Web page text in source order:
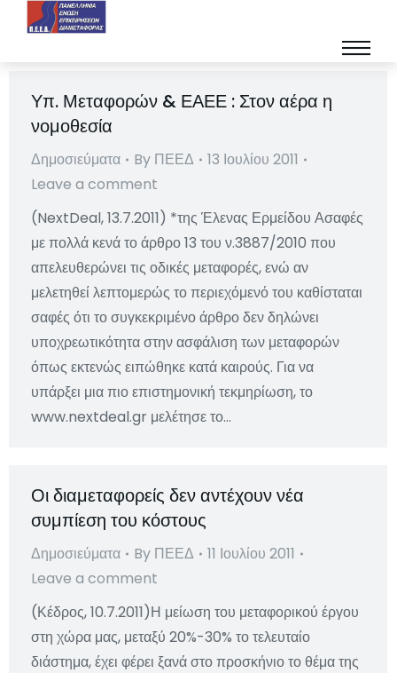
Υπ. Μεταφορών & ΕΑΕΕ : Στον αέρα η
νομοθεσία
Δημοσιεύματα By ΠΕΕΔ
13 Ιουλίου 2011
Leave a comment
(NextDeal, 13.7.2011) *της Έλενας Ερμείδου Ασαφές
με πολλά κενά το άρθρο 13 του ν.3887/2010 που
απελευθερώνει τις οδικές μεταφορές, ενώ αν
μελετηθεί λεπτομερώς το περιεχόμενό του καθίσταται
σαφές ότι το συγκεκριμένο άρθρο δεν δηλώνει
υποχρεωτικότητα στην ασφάλιση των μεταφορών
όπως εκτενώς ειπώθηκε κατά καιρούς. Για να
υπάρξει μια πιο επιστημονική τεκμηρίωση, το
www.nextdeal.gr μελέτησε το…
Οι διαμεταφορείς δεν αντέχουν νέα
συμπίεση του κόστους
Δημοσιεύματα By ΠΕΕΔ
11 Ιουλίου 2011
Leave a comment
(Κέδρος, 10.7.2011)Η μείωση του μεταφορικού έργου
στη χώρα μας, μεταξύ 20%-30% το τελευταίο
διάστημα, έχει φέρει ξανά στο προσκήνιο το θέμα της